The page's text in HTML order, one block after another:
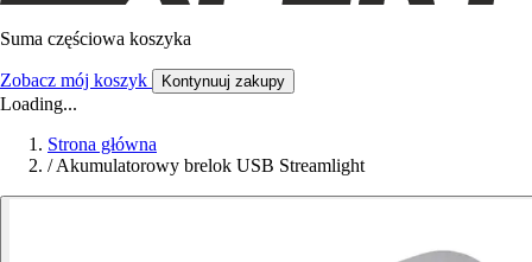
Suma częściowa koszyka
Zobacz mój koszyk Kontynuuj zakupy
Loading...
Strona główna
/ Akumulatorowy brelok USB Streamlight